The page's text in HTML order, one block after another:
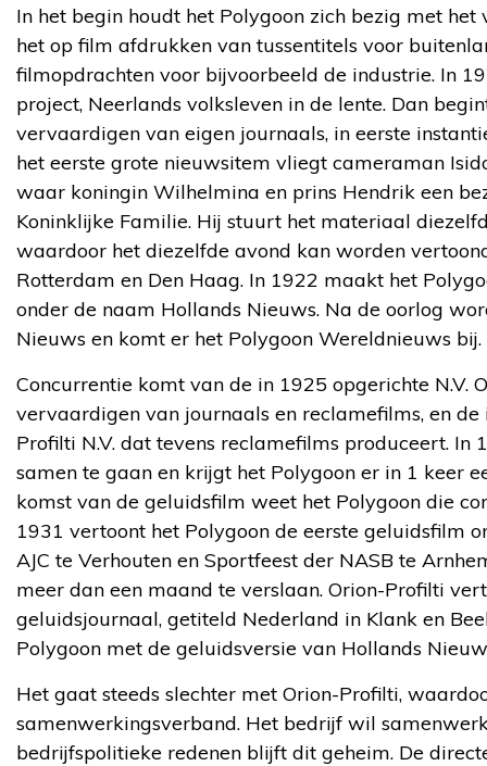
In het begin houdt het Polygoon zich bezig met
het op film afdrukken van tussentitels voor
filmopdrachten voor bijvoorbeeld de industrie. In
project, Neerlands volksleven in de lente. Dan
vervaardigen van eigen journaals, in eerste
het eerste grote nieuwsitem vliegt cameraman
waar koningin Wilhelmina en prins Hendrik een
Koninklijke Familie. Hij stuurt het materiaal
waardoor het diezelfde avond kan worden
Rotterdam en Den Haag. In 1922 maakt het
onder de naam Hollands Nieuws. Na de oorlog
Nieuws en komt er het Polygoon Wereldnieuws bij.
Concurrentie komt van de in 1925 opgerichte N.V.
vervaardigen van journaals en reclamefilms, en
Profilti N.V. dat tevens reclamefilms produceert. In
samen te gaan en krijgt het Polygoon er in 1 keer
komst van de geluidsfilm weet het Polygoon die
1931 vertoont het Polygoon de eerste geluidsfilm
AJC te Verhouten en Sportfeest der NASB te
meer dan een maand te verslaan. Orion-Profilti
geluidsjournaal, getiteld Nederland in Klank en
Polygoon met de geluidsversie van Hollands
Het gaat steeds slechter met Orion-Profilti,
samenwerkingsverband. Het bedrijf wil
bedrijfspolitieke redenen blijft dit geheim. De